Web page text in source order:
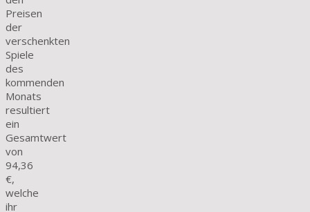
Preisen
der
verschenkten
Spiele
des
kommenden
Monats
resultiert
ein
Gesamtwert
von
94,36
€,
welche
ihr